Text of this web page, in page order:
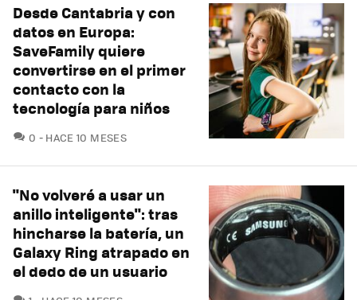
Desde Cantabria y con
datos en Europa:
SaveFamily quiere
convertirse en el primer
contacto con la
tecnología para niños
0 COMENTARIOS
HACE 10 MESES
"No volveré a usar un
anillo inteligente": tras
hincharse la batería, un
Galaxy Ring atrapado en
el dedo de un usuario